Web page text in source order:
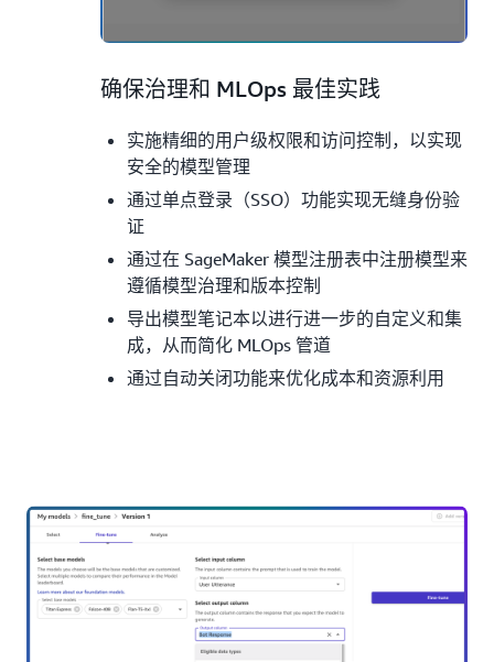
2.
确保治理和 MLOps 最佳实践
实施精细的用户级权限和访问控制，以实现
安全的模型管理
通过单点登录（SSO）功能实现无缝身份验
证
通过在 SageMaker 模型注册表中注册模型来
遵循模型治理和版本控制
导出模型笔记本以进行进一步的自定义和集
成，从而简化 MLOps 管道
通过自动关闭功能来优化成本和资源利用